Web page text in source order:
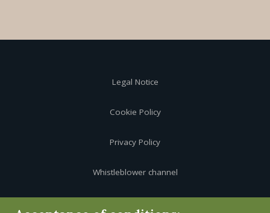
Legal Notice
Cookie Policy
Privacy Policy
Whistleblower channel